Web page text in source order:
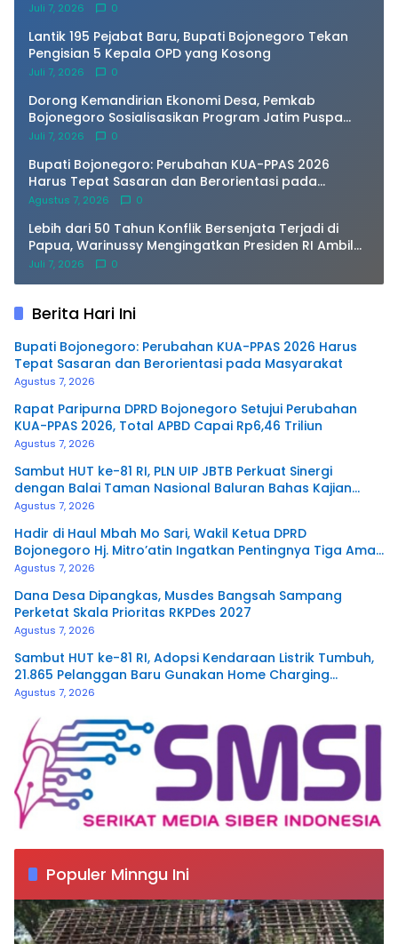
Juli 7, 2026 0
Lantik 195 Pejabat Baru, Bupati Bojonegoro Tekan
Pengisian 5 Kepala OPD yang Kosong
Juli 7, 2026 0
Dorong Kemandirian Ekonomi Desa, Pemkab
Bojonegoro Sosialisasikan Program Jatim Puspa
Plus
Juli 7, 2026 0
Bupati Bojonegoro: Perubahan KUA-PPAS 2026
Harus Tepat Sasaran dan Berorientasi pada
Masyarakat
Agustus 7, 2026 0
Lebih dari 50 Tahun Konflik Bersenjata Terjadi di
Papua, Warinussy Mengingatkan Presiden RI Ambil
Langka Lewat Media Dialog
Juli 7, 2026 0
Berita Hari Ini
Bupati Bojonegoro: Perubahan KUA-PPAS 2026 Harus
Tepat Sasaran dan Berorientasi pada Masyarakat
Agustus 7, 2026
Rapat Paripurna DPRD Bojonegoro Setujui Perubahan
KUA-PPAS 2026, Total APBD Capai Rp6,46 Triliun
Agustus 7, 2026
Sambut HUT ke-81 RI, PLN UIP JBTB Perkuat Sinergi
dengan Balai Taman Nasional Baluran Bahas Kajian
Rencana Proyek SUTET 500 kV Paiton–
Agustus 7, 2026
Hadir di Haul Mbah Mo Sari, Wakil Ketua DPRD
Bojonegoro Hj. Mitro’atin Ingatkan Pentingnya Tiga Amal
Pengalir Pahala
Agustus 7, 2026
Dana Desa Dipangkas, Musdes Bangsah Sampang
Perketat Skala Prioritas RKPDes 2027
Agustus 7, 2026
Sambut HUT ke-81 RI, Adopsi Kendaraan Listrik Tumbuh,
21.865 Pelanggan Baru Gunakan Home Charging
Services PLN pada Semester I 2026
Agustus 7, 2026
Populer Minngu Ini